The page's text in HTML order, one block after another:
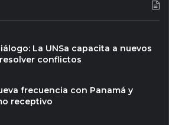
La UNSa capacita a nuevos
conflictos
frecuencia con Panamá y
receptivo